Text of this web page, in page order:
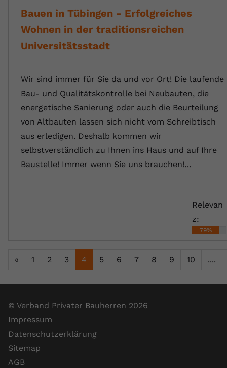
Bauen in Tübingen - Erfolgreiches
Wohnen in der traditionsreichen
Universitätsstadt
Wir sind immer für Sie da und vor Ort! Die laufende
Bau- und Qualitätskontrolle bei Neubauten, die
energetische Sanierung oder auch die Beurteilung
von Altbauten lassen sich nicht vom Schreibtisch
aus erledigen. Deshalb kommen wir
selbstverständlich zu Ihnen ins Haus und auf Ihre
Baustelle! Immer wenn Sie uns brauchen!…
Relevan
z:
79%
« 1 2 3 4 5 6 7 8 9 10 ....
© Verband Privater Bauherren 2026
Impressum
Datenschutzerklärung
Sitemap
AGB